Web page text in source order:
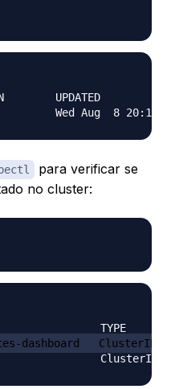
para verificar se
no cluster:
dashboard